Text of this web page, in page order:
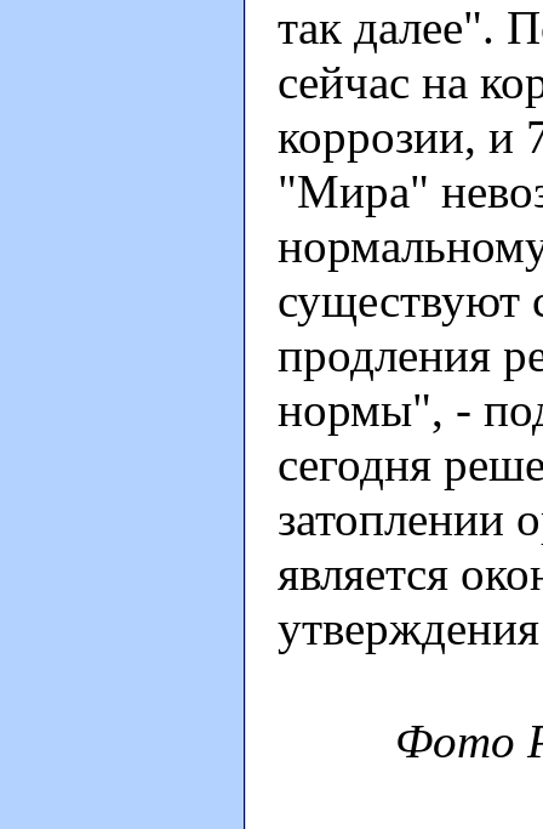
так далее".
сейчас на
коррозии, и
"Мира"
существуют
продления
нормы", -
сегодня
затоплении
является
Фото